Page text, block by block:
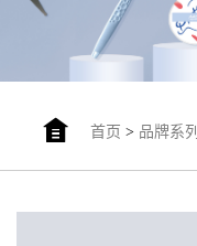
首页 > 品牌系列